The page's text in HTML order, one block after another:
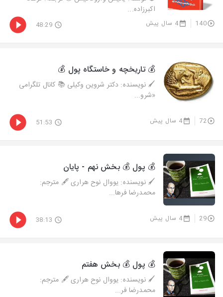
اکبرزاده...
140 4 سال پیش 48:29
💰 تاریخچه و خاستگاه پول 💰
🖌 نویسنده: دکتر شروین وکیلی 📚 کانال تلگرامی
«شرو...
72 4 سال پیش 51:53
💰 پول 💰 بخش نهم - پایان
🖌 نویسنده: یووال نوح هراری 🖋 مترجم:
محمدرضا فرها...
29 4 سال پیش 38:13
💰 پول 💰 بخش هفتم
🖌 نویسنده: یووال نوح هراری 🖋 مترجم:
محمدرضا فر...